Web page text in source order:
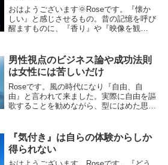
おはようございます🌞Roseです。『懐か
しい』と感じさせるもの。昔の記憶を呼び
醒ますものに、『香り』や『映像を観
た時。この動画は、1983年に放送されてい
たマイルド...
男性視点のビジネス論や成功法則
は女性には苦しいだけ
Roseです。風の時代になり『自由、自
由』と言われて来ました。実際に自由を謳
歌することを勧めながら、型にはめた思考
ういうものなんだね……』と思っていまし
たね。風の時...
『気付き』は自らの体験からしか
得られない